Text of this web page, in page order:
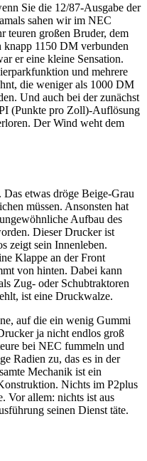
Sie die 12/87-Ausgabe der
sahen wir im NEC
teuren großen Bruder, dem
1150 DM verbunden
er eine kleine Sensation.
und mehrere
die weniger als 1000 DM
Und auch bei der zunächst
(Punkte pro Zoll)-Auflösung
Der Wind weht dem
etwas dröge Beige-Grau
müssen. Ansonsten hat
Aufbau des
Dieser Drucker ist
zeigt sein Innenleben.
Klappe an der Front
von hinten. Dabei kann
Zug- oder Schubtraktoren
ist eine Druckwalze.
auf die ein wenig Gummi
ja nicht endlos groß
bei NEC fummeln und
Radien zu, das es in der
Mechanik ist ein
Nichts im P2plus
Vor allem: nichts ist aus
seinen Dienst täte.